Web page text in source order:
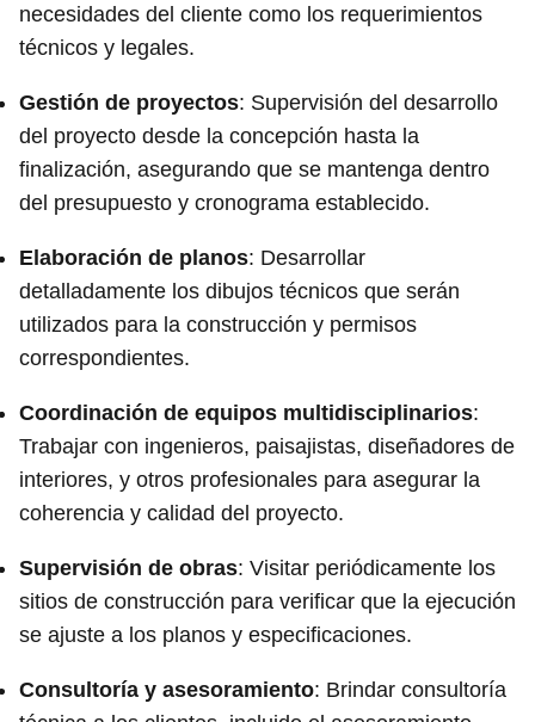
necesidades del cliente como los requerimientos
técnicos y legales.
Gestión de proyectos: Supervisión del desarrollo
del proyecto desde la concepción hasta la
finalización, asegurando que se mantenga dentro
del presupuesto y cronograma establecido.
Elaboración de planos: Desarrollar
detalladamente los dibujos técnicos que serán
utilizados para la construcción y permisos
correspondientes.
Coordinación de equipos multidisciplinarios:
Trabajar con ingenieros, paisajistas, diseñadores de
interiores, y otros profesionales para asegurar la
coherencia y calidad del proyecto.
Supervisión de obras: Visitar periódicamente los
sitios de construcción para verificar que la ejecución
se ajuste a los planos y especificaciones.
Consultoría y asesoramiento: Brindar consultoría